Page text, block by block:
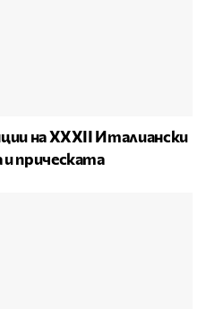
на XXXII Италиански
прическата